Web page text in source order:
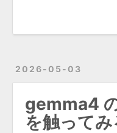
2026-05-03
gemma4
を触ってみ